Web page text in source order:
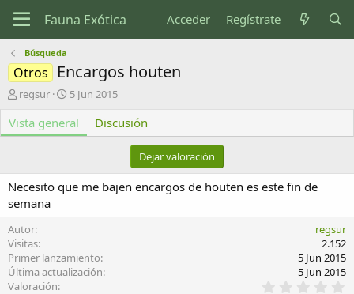
Acceder Regístrate
Búsqueda
Otros Encargos houten
A
t
o
regsur
F
c
h
c
e
i
ó
5 Jun 2015
Vista general Discusión
Dejar valoración
Necesito que me bajen encargos de houten es este fin de
semana
Autor
regsur
Visitas
2.152
Primer lanzamiento
5 Jun 2015
Última actualización
5 Jun 2015
Valoración